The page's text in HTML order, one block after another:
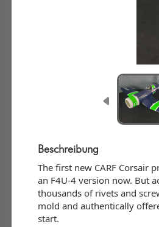
Beschreibung
The first new CARF Corsair
an F4U-4 version now. But
thousands of rivets and
mold and authentically
start.